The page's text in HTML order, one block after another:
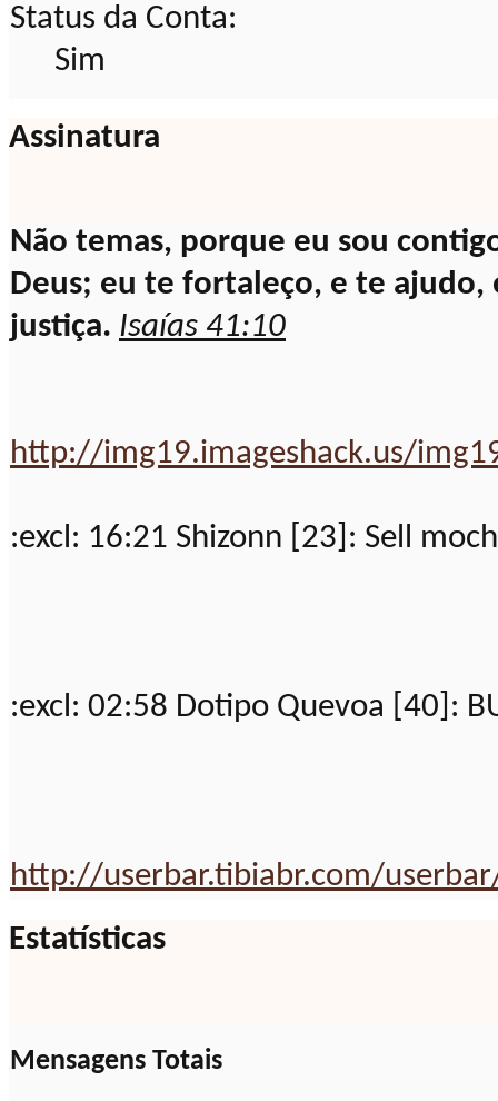
Status da Conta:
Sim
Assinatura
Não temas, porque eu sou
Deus; eu te fortaleço, e te
justiça. Isaías 41:10
http://img19.imageshack.us/
:excl: 16:21 Shizonn [23]: Sell
:excl: 02:58 Dotipo Quevoa [40]:
http://userbar.tibiabr.com/
Estatísticas
Mensagens Totais